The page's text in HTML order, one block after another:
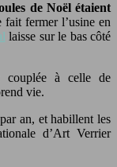
de Noël étaient
fermer l’usine en
laisse sur le bas côté
à celle de
vie.
an, et habillent les
d’Art Verrier